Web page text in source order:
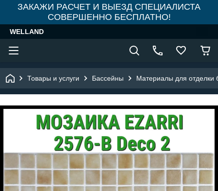
ЗАКАЖИ РАСЧЕТ И ВЫЕЗД СПЕЦИАЛИСТА
СОВЕРШЕННО БЕСПЛАТНО!
WELLAND
Товары и услуги Бассейны Материалы для отделки